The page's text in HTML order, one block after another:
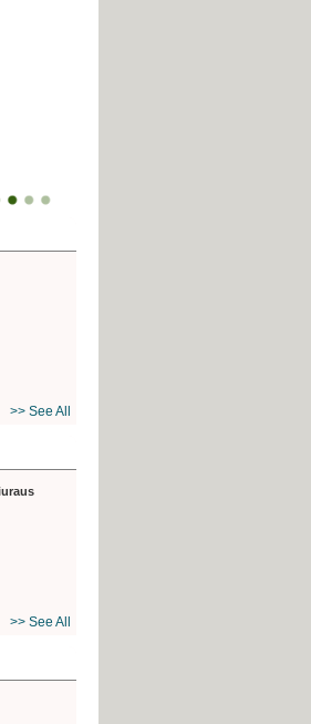
>> See All
>> See All